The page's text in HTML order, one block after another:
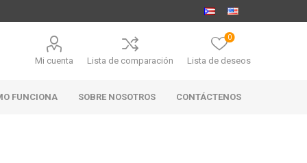
Mi cuenta Lista de comparación Lista de deseos
0
FUNCIONA SOBRE NOSOTROS CONTÁCTENOS